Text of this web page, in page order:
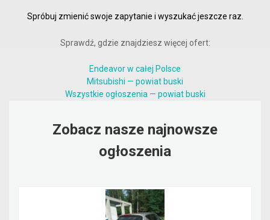
Spróbuj zmienić swoje zapytanie i wyszukać jeszcze raz.
Sprawdź, gdzie znajdziesz więcej ofert:
Endeavor w całej Polsce
Mitsubishi — powiat buski
Wszystkie ogłoszenia — powiat buski
Zobacz nasze najnowsze
ogłoszenia